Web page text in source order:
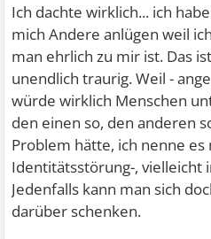
Ich dachte wirklich... ich
mich Andere anlügen weil
man ehrlich zu mir ist. Das
unendlich traurig. Weil -
würde wirklich Menschen
den einen so, den anderen
Problem hätte, ich nenne
Identitätsstörung-, vielleicht
Jedenfalls kann man sich
darüber schenken.